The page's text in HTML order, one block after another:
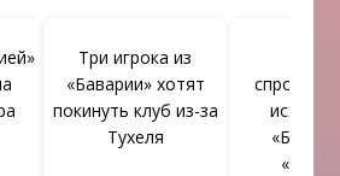
Три игрока из
«Баварии» хотят
покинуть клуб из-за
Тухеля
исход